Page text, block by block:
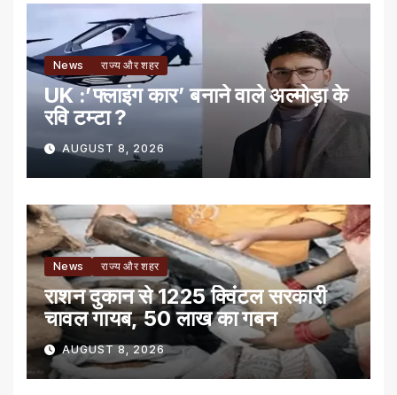
News राज्य और शहर
UK :’फ्लाइंग कार’ बनाने वाले अल्मोड़ा के
रवि टम्टा ?
AUGUST 8, 2026
News राज्य और शहर
राशन दुकान से 1225 क्विंटल सरकारी
चावल गायब, 50 लाख का गबन
AUGUST 8, 2026